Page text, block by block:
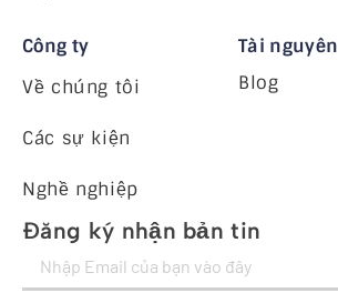
Công ty
Về chúng tôi
Các sự kiện
Nghề nghiệp
Tài nguyên
Blog
Đăng ký nhận bản tin